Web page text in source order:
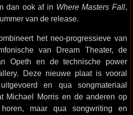
dan ook af in Where Masters Fall,
van de release.
het neo-progressieve van
van Dream Theater, de
Opeth en de technische power
Deze nieuwe plaat is vooral
en qua songmateriaal
Michael Morris en de anderen op
maar qua songwriting en